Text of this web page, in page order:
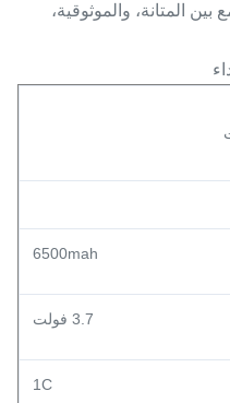
المتانة، والموثوقية،
6500mah
3.7 فولت
1C